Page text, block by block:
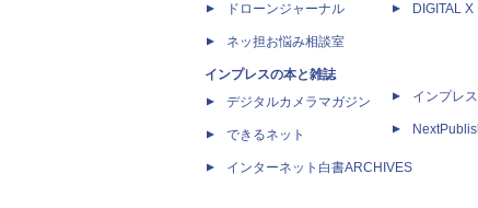
ドローンジャーナル
ネッ担お悩み相談室
インプレスの本と雑誌
デジタルカメラマガジン
できるネット
インターネット白書ARCHIVES
DIGITAL X
インプレ